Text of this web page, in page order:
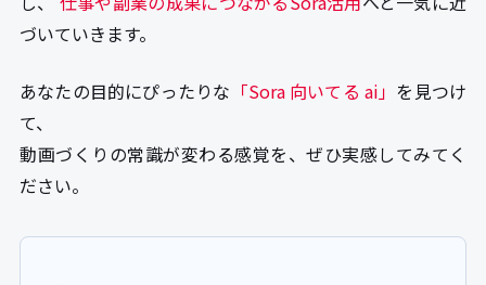
づいていきます。
あなたの目的にぴったりな 「Sora 向いてる ai」 を見つけ
て、
動画づくりの常識が変わる感覚を、ぜひ実感してみてく
ださい。